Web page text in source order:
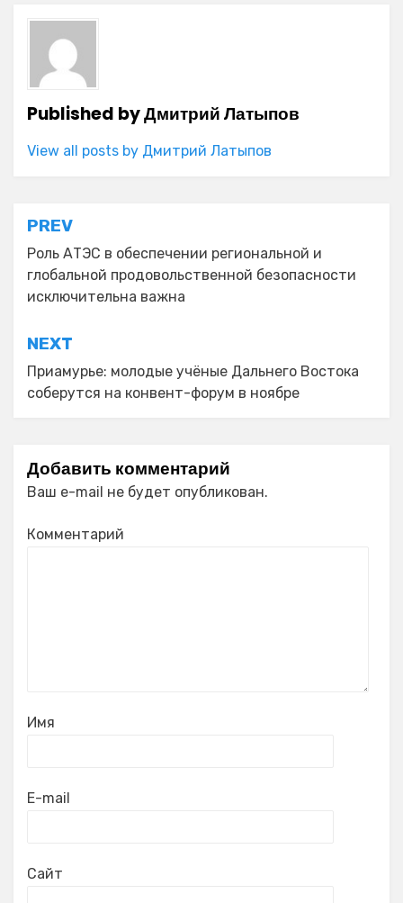
Published byДмитрий Латыпов
View all posts by Дмитрий Латыпов
Навигация
по
записям
PREV
Роль АТЭС в обеспечении региональной и
глобальной продовольственной безопасности
исключительна важна
NEXT
Приамурье: молодые учёные Дальнего Востока
соберутся на конвент-форум в ноябре
Добавить комментарий
Ваш e-mail не будет опубликован.
Комментарий
Имя
E-mail
Сайт